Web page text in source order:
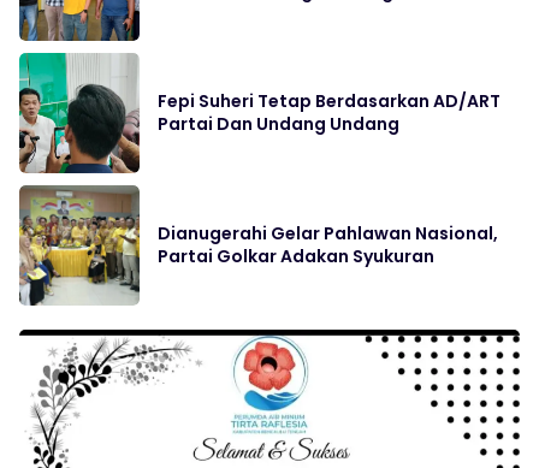
Fepi Suheri Tetap Berdasarkan AD/ART
Partai Dan Undang Undang
Dianugerahi Gelar Pahlawan Nasional,
Partai Golkar Adakan Syukuran